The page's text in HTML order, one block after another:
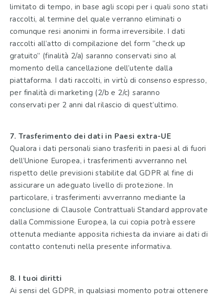
limitato di tempo, in base agli scopi per i quali sono stati
raccolti, al termine del quale verranno eliminati o
comunque resi anonimi in forma irreversibile. I dati
raccolti all’atto di compilazione del form “check up
gratuito” (finalità 2/a) saranno conservati sino al
momento della cancellazione dell’utente dalla
piattaforma. I dati raccolti, in virtù di consenso espresso,
per finalità di marketing (2/b e 2/c) saranno
conservatiper 2 anni dal rilascio di quest’ultimo.
7. Trasferimento dei dati in Paesi extra-UE
Qualora i dati personali siano trasferiti in paesi al di fuori
dell’Unione Europea, i trasferimenti avverranno nel
rispetto delle previsioni stabilite dal GDPR al fine di
assicurare un adeguato livello di protezione. In
particolare, i trasferimenti avverranno mediante la
conclusione di Clausole Contrattuali Standard approvate
dalla Commissione Europea, la cui copia potrà essere
ottenuta mediante apposita richiesta da inviare ai dati di
contatto contenuti nella presente informativa.
8. I tuoi diritti
Ai sensi del GDPR, in qualsiasi momento potrai ottenere